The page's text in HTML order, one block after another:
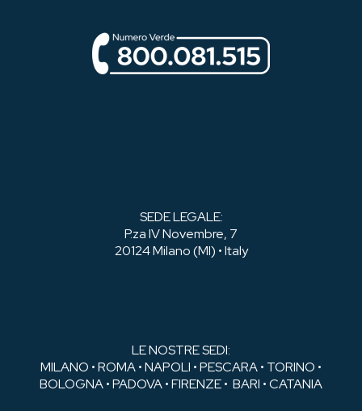
SEDE LEGALE:
P.za IV Novembre, 7
20124 Milano (MI) • Italy
LE NOSTRE SEDI:
MILANO • ROMA • NAPOLI • PESCARA • TORINO •
BOLOGNA • PADOVA • FIRENZE • BARI • CATANIA